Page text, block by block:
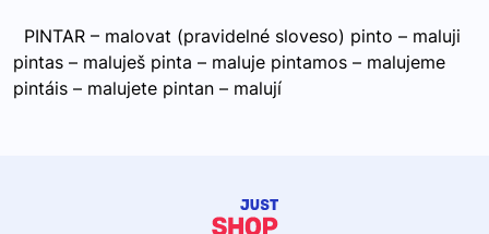
PINTAR – malovat (pravidelné sloveso) pinto – maluji
pintas – maluješ pinta – maluje pintamos – malujeme
pintáis – malujete pintan – malují